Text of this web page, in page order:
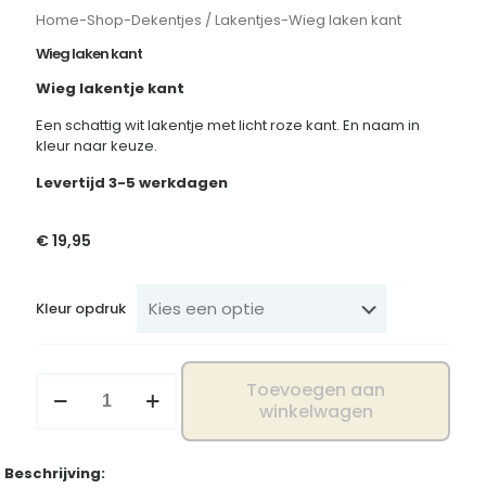
Home-Shop-Dekentjes / Lakentjes-Wieg laken kant
Wieg laken kant
Wieg lakentje kant
Een schattig wit lakentje met licht roze kant. En naam in
kleur naar keuze.
Levertijd 3-5 werkdagen
€19,95
Kleur opdruk
laken
Toevoegen aan
winkelwagen
Beschrijving: